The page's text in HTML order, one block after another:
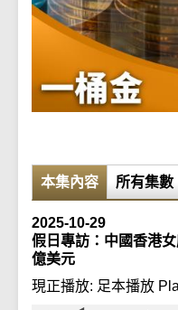
本集內容 所有集數
2025-10-29
假日專訪：中國香港
億美元
現正播放: 足本播放